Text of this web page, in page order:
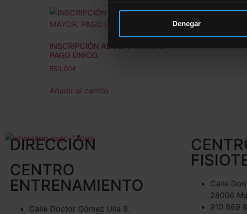
Denegar
INSCRIPCIÓN ADULTO MAYOR.
PAGO ÚNICO.
550,00€
Añadir al carrito
DIRECCIÓN
CENTRO
ENTRENAMIENTO
Calle Doctor Gómez Ulla 8.
Calle
28006
910 869